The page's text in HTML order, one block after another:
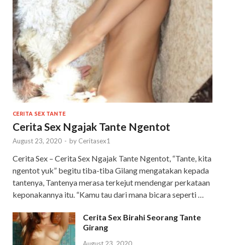
CERITA SEX TANTE
Cerita Sex Ngajak Tante Ngentot
August 23, 2020 - by Ceritasex1
Cerita Sex – Cerita Sex Ngajak Tante Ngentot, “Tante, kita
ngentot yuk” begitu tiba-tiba Gilang mengatakan kepada
tantenya, Tantenya merasa terkejut mendengar perkataan
keponakannya itu. “Kamu tau dari mana bicara seperti …
Cerita Sex Birahi Seorang Tante
Girang
August 23, 2020